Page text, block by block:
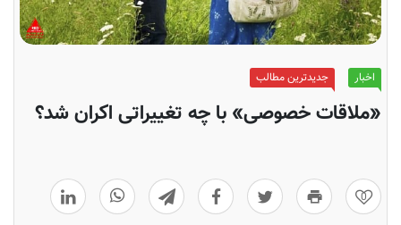
اخبار جدیدترین مطالب
«ملاقات خصوصی» با چه تغییراتی اکران شد؟
0